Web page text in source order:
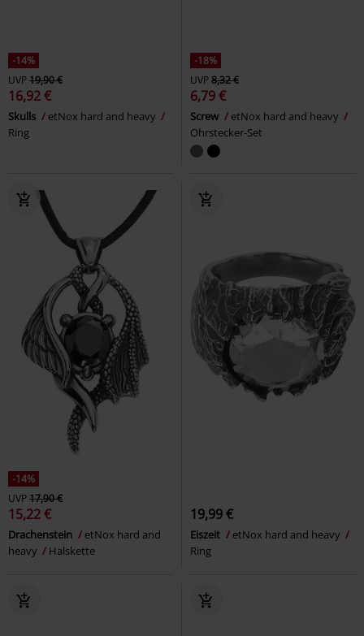
-14%
UVP19,90 €
16,92 €
Skulls
etNox hard and heavy
Ring
-18%
UVP8,32 €
6,79 €
Screw
etNox hard and heavy
Ohrstecker-Set
-14%
UVP17,90 €
15,22 €
Drachenstein
etNox hard and
heavy
Halskette
19,99 €
Eiszeit
etNox hard and heavy
Ring